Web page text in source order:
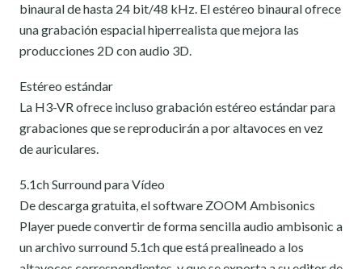
binaural de hasta 24 bit/48 kHz. El estéreo binaural ofrece
una grabación espacial hiperrealista que mejora las
producciones 2D con audio 3D.
Estéreo estándar
La H3-VR ofrece incluso grabación estéreo estándar para
grabaciones que se reproducirán a por altavoces en vez
de auriculares.
5.1ch Surround para Vídeo
De descarga gratuita, el software ZOOM Ambisonics
Player puede convertir de forma sencilla audio ambisonic a
un archivo surround 5.1ch que está prealineado a los